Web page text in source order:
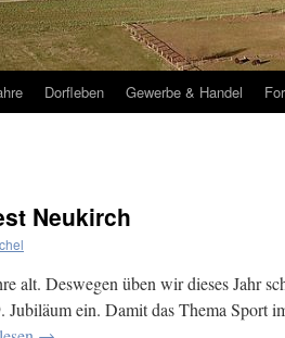
Dorfleben Gewerbe & Handel
Neukirch
alt. Deswegen üben wir dieses Jahr
ein. Damit das Thema Sport